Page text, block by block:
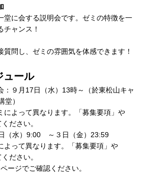
に会する説明会です。ゼミの特徴を一
チャンス！
問し、ゼミの雰囲気を体感できます！
ュール
：９月17日（水）13時～（於東松山キャ
堂）
によって異なります。「募集要項」や
ださい。
（水）9:00 ～３日（金）23:59
よって異なります。「募集要項」や
ださい。
ージでご確認ください。